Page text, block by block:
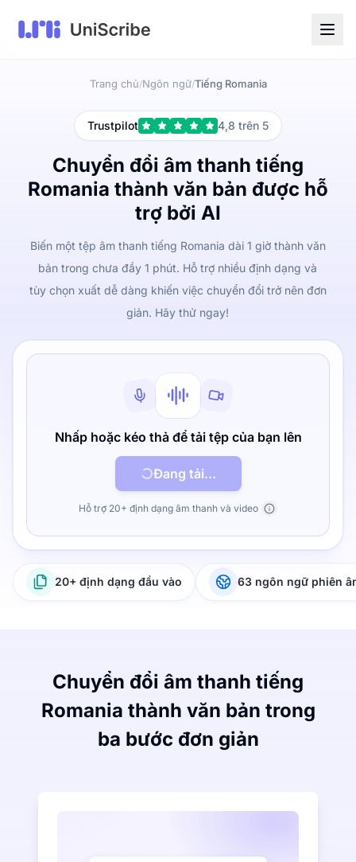
Trang chủ/Ngôn ngữ/Tiếng Romania
Trustpilot 4,8 trên 5
Chuyển đổi âm thanh tiếng
Romania thành văn bản được hỗ
trợ bởi AI
Biến một tệp âm thanh tiếng Romania dài 1 giờ thành văn
bản trong chưa đầy 1 phút. Hỗ trợ nhiều định dạng và
tùy chọn xuất dễ dàng khiến việc chuyển đổi trở nên đơn
giản. Hãy thử ngay!
Nhấp hoặc kéo thả để tải tệp của bạn lên
Đang tải...
Hỗ trợ 20+ định dạng âm thanh và video
20+ định dạng đầu vào 63 ngôn ngữ phiên
Chuyển đổi âm thanh tiếng
Romania thành văn bản trong
ba bước đơn giản